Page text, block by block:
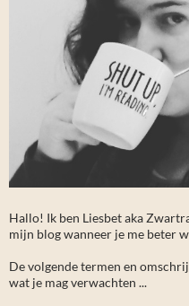
Hallo! Ik ben Liesbet aka
mijn blog wanneer je me beter
De volgende termen en
wat je mag verwachten ...